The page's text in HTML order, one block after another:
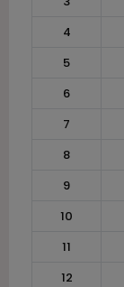
4
5
6
7
8
9
10
11
12